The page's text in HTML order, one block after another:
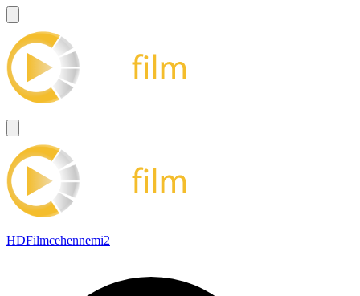
HDFilmcehennemi2